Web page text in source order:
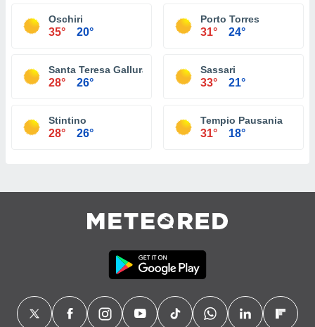
Oschiri
35° 20°
Porto Torres
31° 24°
Santa Teresa Gallura
28° 26°
Sassari
33° 21°
Stintino
28° 26°
Tempio Pausania
31° 18°